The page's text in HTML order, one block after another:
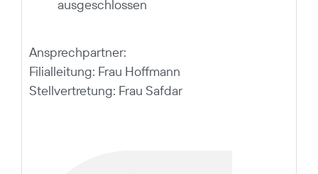
ausgeschlossen
Ansprechpartner:
Filialleitung: Frau Hoffmann
Stellvertretung: Frau Safdar